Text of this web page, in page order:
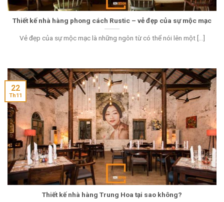
Thiết kế nhà hàng phong cách Rustic – vẻ đẹp của sự mộc mạc
Vẻ đẹp của sự mộc mạc là những ngôn từ có thể nói lên một [...]
Thiết kế nhà hàng Trung Hoa tại sao không?
22
Th11